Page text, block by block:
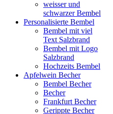
weisser und
schwarzer Bembel
Personalisierte Bembel
Bembel mit viel
Text Salzbrand
Bembel mit Logo
Salzbrand
Hochzeits Bembel
Apfelwein Becher
Bembel Becher
Becher
Frankfurt Becher
Gerippte Becher